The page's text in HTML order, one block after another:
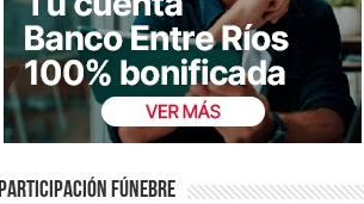
Participación fúnebre